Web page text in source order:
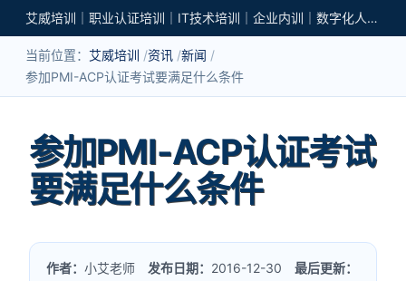
艾威培训｜职业认证培训｜IT技术培训｜企业内训｜数字化人才培养
当前位置： 艾威培训 资讯 新闻
参加PMI-ACP认证考试要满足什么条件
参加PMI-ACP认证考试
要满足什么条件
作者：小艾老师 发布日期： 2016-12-30最后更新：